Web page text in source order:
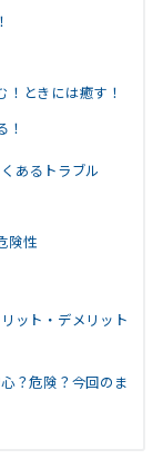
ときには癒す！
！
あるトラブル
険性
ット・デメリット
？危険？今回のま